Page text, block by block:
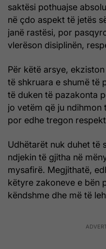
saktësi pothuajse
në çdo aspekt të jetës
janë rastësi, por
vlerëson disiplinën,
Për këtë arsye,
të shkruara e shumë të
të duken të pazakonta
jo vetëm që ju ndihmon
por edhe tregon
Udhëtarët nuk duhet të
ndjekin të gjitha në
mysafirë. Megjithatë,
këtyre zakoneve e bën
këndshme dhe më të